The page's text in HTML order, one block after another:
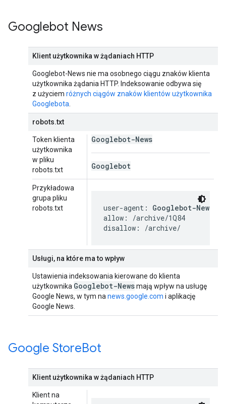
Googlebot News
Klient użytkownika w żądaniach HTTP
Googlebot-News nie ma osobnego ciągu znaków klienta
użytkownika żądania HTTP. Indeksowanie odbywa się
z użyciem różnych ciągów znaków klientów użytkownika
Googlebota
robots.txt
Token klienta
użytkownika
w pliku
robots.txt
Googlebot-News
Googlebot
Przykładowa
grupa pliku
robots.txt
user-agent: Googlebot-News
allow: /archive/1Q84
disallow: /archive/
Usługi, na które ma to wpływ
Ustawienia indeksowania kierowane do klienta
użytkownika Googlebot-Newsmają wpływ na usługę
Google News, w tym na news.google.com i aplikację
Google News.
Google StoreBot
Klient użytkownika w żądaniach HTTP
Klient na